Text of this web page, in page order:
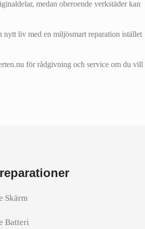
medan oberoende verkstäder kan
liv med en miljösmart reparation istället
för rådgivning och service om du vill
Skärm
Batteri